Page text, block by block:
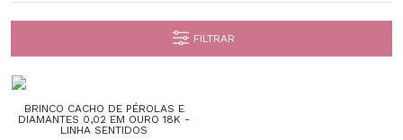
FILTRAR
BRINCO CACHO DE PÉROLAS E
DIAMANTES 0,02 EM OURO 18K -
LINHA SENTIDOS